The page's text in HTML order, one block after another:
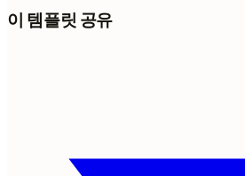
이 템플릿 공유